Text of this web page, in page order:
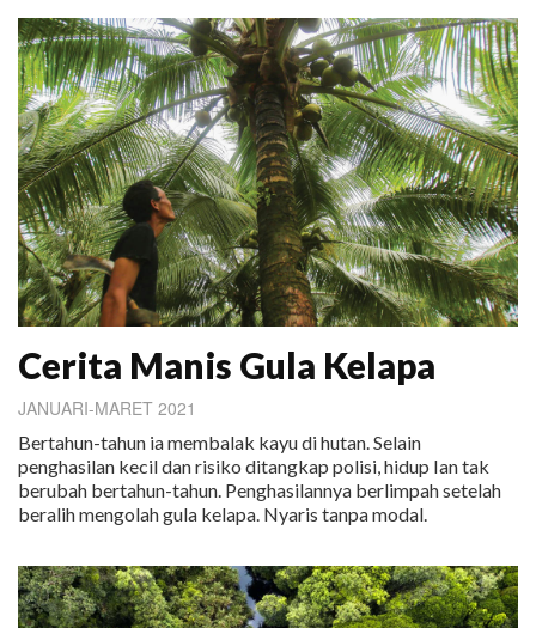
Cerita Manis Gula Kelapa
JANUARI-MARET 2021
Bertahun-tahun ia membalak kayu di hutan. Selain
penghasilan kecil dan risiko ditangkap polisi, hidup Ian tak
berubah bertahun-tahun. Penghasilannya berlimpah setelah
beralih mengolah gula kelapa. Nyaris tanpa modal.